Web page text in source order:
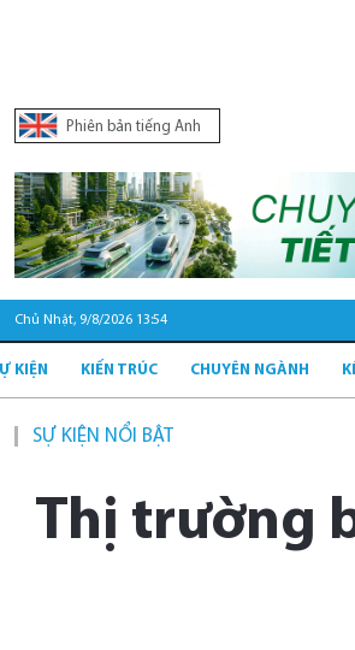
Phiên bản tiếng Anh
Chủ Nhật, 9/8/2026 13:54
KIỆN KIẾN TRÚC CHUYÊN NGÀNH
SỰ KIỆN NỔI BẬT
Thị trường